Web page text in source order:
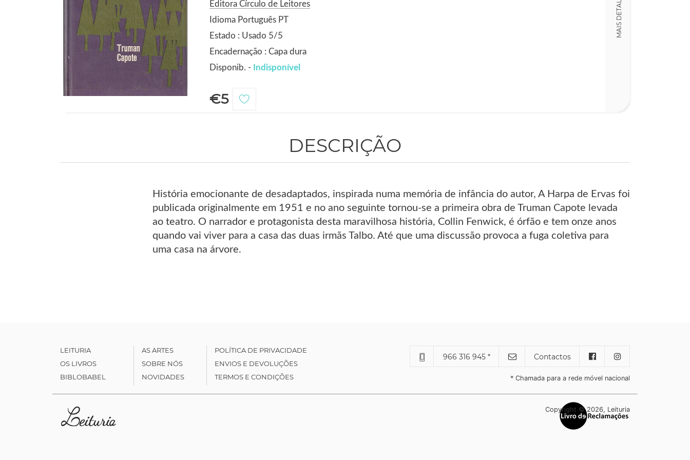
Editora Círculo de Leitores
Idioma Português PT
Estado : Usado 5/5
Encadernação : Capa dura
Disponib. - Indisponível
€5
MAIS DETALHES
DESCRIÇÃO
História emocionante de desadaptados, inspirada numa memória de infância do autor, A Harpa de Ervas foi
publicada originalmente em 1951 e no ano seguinte tornou-se a primeira obra de Truman Capote levada
ao teatro. O narrador e protagonista desta maravilhosa história, Collin Fenwick, é órfão e tem onze anos
quando vai viver para a casa das duas irmãs Talbo. Até que uma discussão provoca a fuga coletiva para
uma casa na árvore.
LEITURIA
OS LIVROS
BIBLOBABEL
AS ARTES
SOBRE NÓS
NOVIDADES
POLÍTICA DE PRIVACIDADE
ENVIOS E DEVOLUÇÕES
TERMOS E CONDIÇÕES
966 316 945 * Contactos
* Chamada para a rede móvel nacional
Copyright © 2026, Leituria